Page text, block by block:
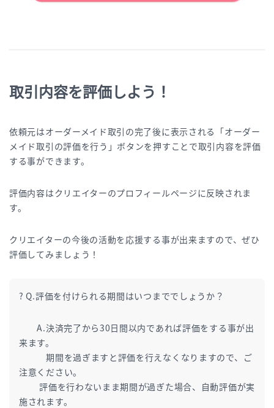
取引内容を評価しよう！
依頼元はオーダーメイド取引の完了後に表示される「オーダー
メイド取引の評価を行う」ボタンを押すことで取引内容を評価
する事ができます。
評価内容はクリエイターのプロフィールページに反映されま
す。
クリエイターの今後の活動を応援する事が出来ますので、ぜひ
評価してみましょう！
? Q.評価を付けられる期間はいつまででしょうか？
A.決済完了から30日間以内であれば評価をする事が出
来ます。
期間を過ぎますと評価を行えなくなりますので、ご
注意ください。
評価を行わないまま期間が過ぎた場合、自動評価が実
施されます。